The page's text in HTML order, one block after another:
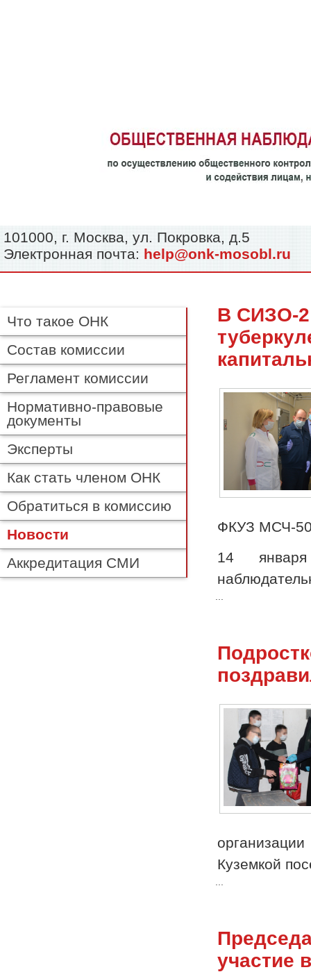
101000, г. Москва, ул. Покровка, д.5
Электронная почта: help@onk-mosobl.ru
В СИЗО-2
ФКУЗ МСЧ-
14
Куземкой
участие
Что такое ОНК
Состав комиссии
Регламент комиссии
Нормативно-правовые
документы
Эксперты
Как стать членом ОНК
Обратиться в комиссию
Новости
Аккредитация СМИ